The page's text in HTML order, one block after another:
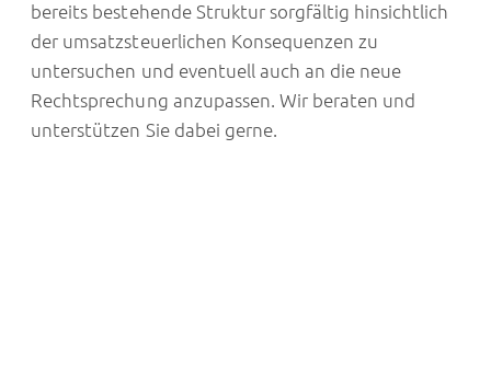
bereits bestehende Struktur sorgfältig hinsichtlich
der umsatzsteuerlichen Konsequenzen zu
untersuchen und eventuell auch an die neue
Rechtsprechung anzupassen. Wir beraten und
unterstützen Sie dabei gerne.